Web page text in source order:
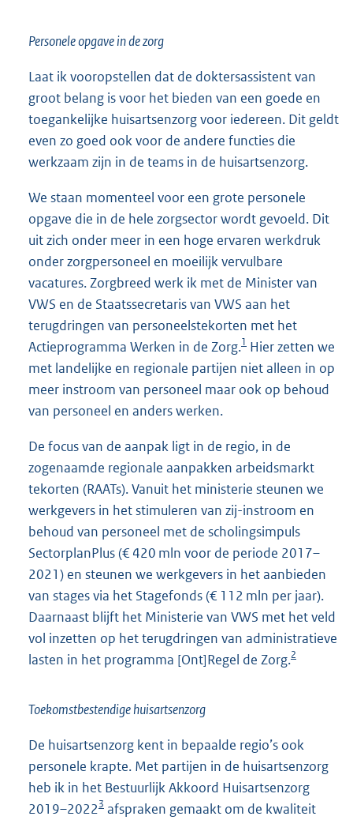
Personele opgave in de zorg
Laat ik vooropstellen dat de doktersassistent van
groot belang is voor het bieden van een goede en
toegankelijke huisartsenzorg voor iedereen. Dit geldt
even zo goed ook voor de andere functies die
werkzaam zijn in de teams in de huisartsenzorg.
We staan momenteel voor een grote personele
opgave die in de hele zorgsector wordt gevoeld. Dit
uit zich onder meer in een hoge ervaren werkdruk
onder zorgpersoneel en moeilijk vervulbare
vacatures. Zorgbreed werk ik met de Minister van
VWS en de Staatssecretaris van VWS aan het
terugdringen van personeelstekorten met het
Actieprogramma Werken in de Zorg.1 Hier zetten we
met landelijke en regionale partijen niet alleen in op
meer instroom van personeel maar ook op behoud
van personeel en anders werken.
De focus van de aanpak ligt in de regio, in de
zogenaamde regionale aanpakken arbeidsmarkt
tekorten (RAATs). Vanuit het ministerie steunen we
werkgevers in het stimuleren van zij-instroom en
behoud van personeel met de scholingsimpuls
SectorplanPlus (€ 420 mln voor de periode 2017–
2021) en steunen we werkgevers in het aanbieden
van stages via het Stagefonds (€ 112 mln per jaar).
Daarnaast blijft het Ministerie van VWS met het veld
vol inzetten op het terugdringen van administratieve
lasten in het programma [Ont]Regel de Zorg.2
Toekomstbestendige huisartsenzorg
De huisartsenzorg kent in bepaalde regio’s ook
personele krapte. Met partijen in de huisartsenzorg
heb ik in het Bestuurlijk Akkoord Huisartsenzorg
2019–20223 afspraken gemaakt om de kwaliteit